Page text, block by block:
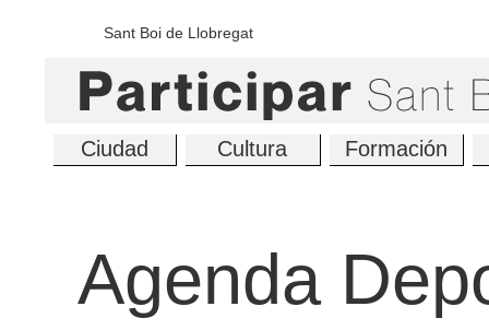
Sant Boi de Llobregat
Ciudad Cultura Formación
Agenda